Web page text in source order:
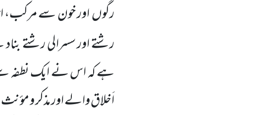
رگوںاور خون سےمرکب،
رشتے اور سسرالی رشتے
ہے کہ اس نے ایک نطفہ
اَخلاق والے اور مذکر و